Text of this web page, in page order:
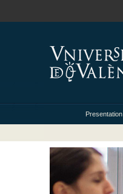
Presentation